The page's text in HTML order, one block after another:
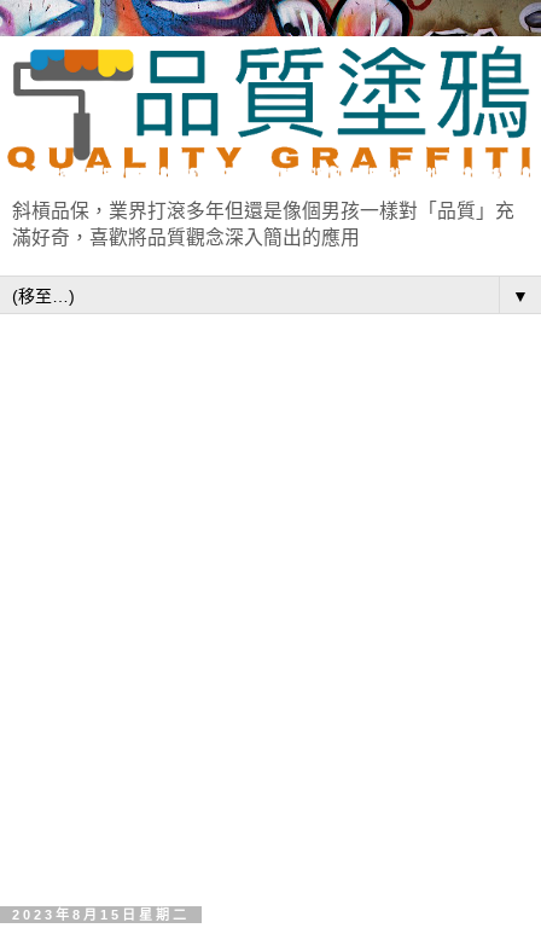
斜槓品保，業界打滾多年但還是像個男孩一樣對「品質」充
滿好奇，喜歡將品質觀念深入簡出的應用
▼
2023年8月15日星期二